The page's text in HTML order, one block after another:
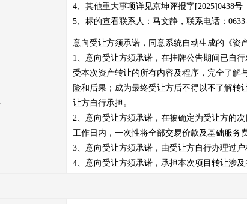
4、其他重大事项详见京坤评报字[2025]0438
5、标的查看联系人：马文静，联系电话：0633-
意向受让方须承诺，同意系统自动生成的《资
1、意向受让方须承诺，在挂牌公告期间已自
受本次资产转让的所有内容及程序，完全了解
险和后果；成为最终受让方后不得以不了解转
让方自行承担。
2、意向受让方须承诺，在被确定为受让方的
工作日内，一次性将全部交易价款及基础服务
3、意向受让方须承诺，由受让方自行办理过
4、意向受让方须承诺，承担本次项目转让涉及